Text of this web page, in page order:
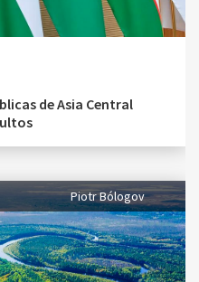
de Asia Central
Piotr Bólogov